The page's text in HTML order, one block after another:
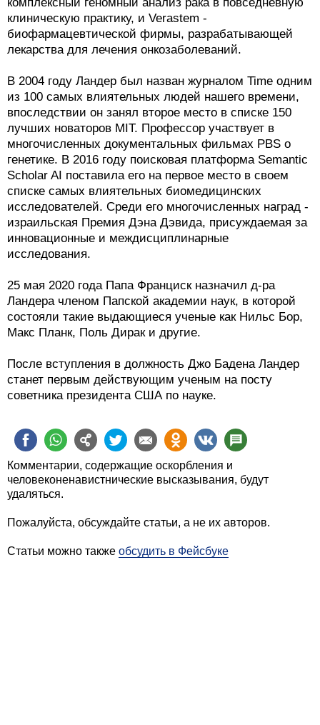
комплексный геномный анализ рака в повседневную
клиническую практику, и Verastem -
биофармацевтической фирмы, разрабатывающей
лекарства для лечения онкозаболеваний.
В 2004 году Ландер был назван журналом Time одним
из 100 самых влиятельных людей нашего времени,
впоследствии он занял второе место в списке 150
лучших новаторов MIT. Профессор участвует в
многочисленных документальных фильмах PBS о
генетике. В 2016 году поисковая платформа Semantic
Scholar AI поставила его на первое место в своем
списке самых влиятельных биомедицинских
исследователей. Среди его многочисленных наград -
израильская Премия Дэна Дэвида, присуждаемая за
инновационные и междисциплинарные
исследования.
25 мая 2020 года Папа Франциск назначил д-ра
Ландера членом Папской академии наук, в которой
состояли такие выдающиеся ученые как Нильс Бор,
Макс Планк, Поль Дирак и другие.
После вступления в должность Джо Бадена Ландер
станет первым действующим ученым на посту
советника президента США по науке.
Комментарии, содержащие оскорбления и
человеконенавистнические высказывания, будут
удаляться.
Пожалуйста, обсуждайте статьи, а не их авторов.
Статьи можно также обсудить в Фейсбуке